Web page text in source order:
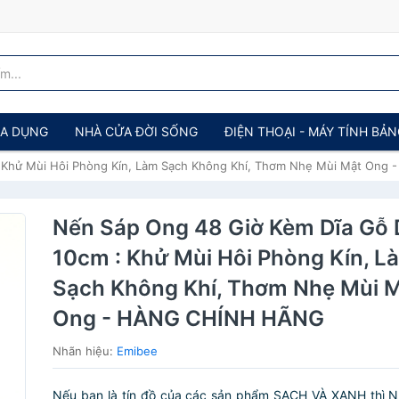
DỤNG NHÀ CỬA ĐỜI SỐNG ĐIỆN THOẠI - MÁY TÍNH
Mùi Hôi Phòng Kín, Làm Sạch Không Khí, Thơm Nhẹ Mùi Mật Ong
Nến Sáp Ong 48 Giờ Kèm Dĩa Gỗ
10cm : Khử Mùi Hôi Phòng Kín,
Sạch Không Khí, Thơm Nhẹ Mùi
Ong - HÀNG CHÍNH HÃNG
Nhãn hiệu: Emibee
Nếu bạn là tín đồ của các sản phẩm SẠCH VÀ XANH thì